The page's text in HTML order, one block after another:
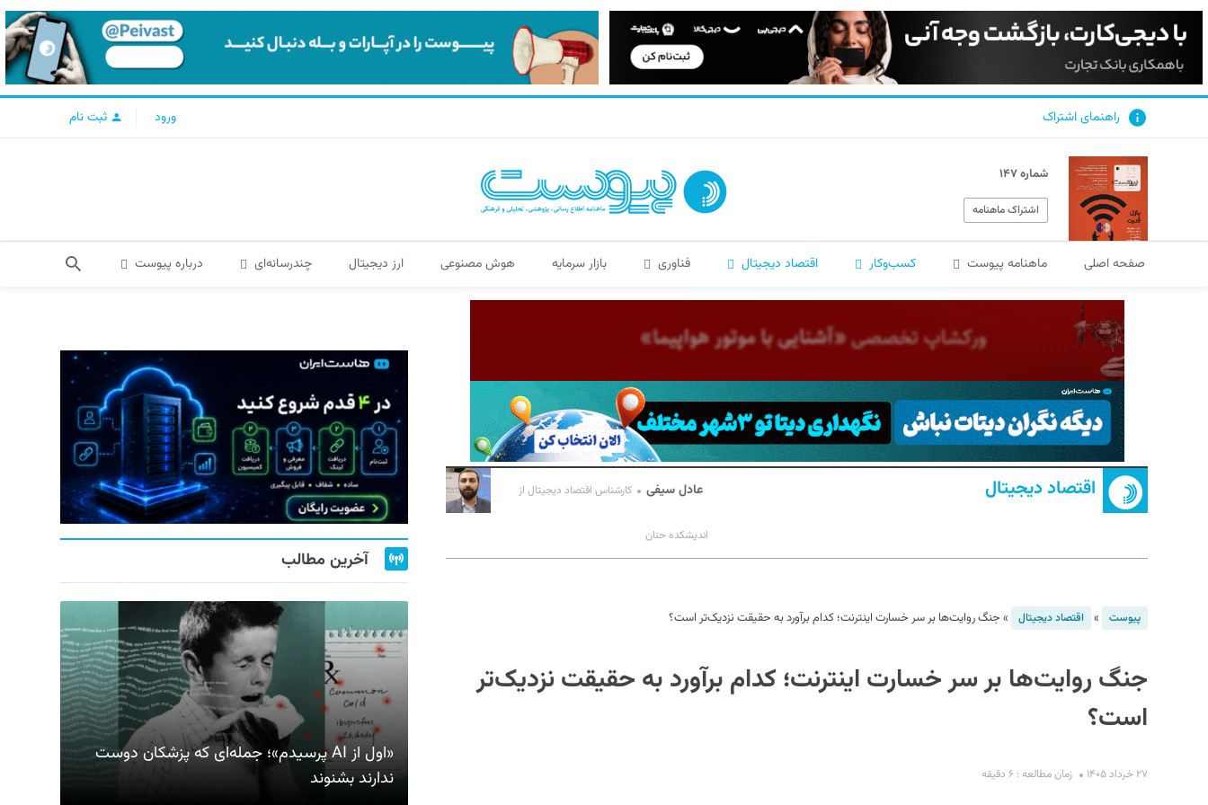
راهنمای اشتراک ورود ثبت نام
شماره ۱۴۷
اشتراک ماهنامه
صفحه اصلی ماهنامه پیوست کسب‌و‌کار اقتصاد دیجیتال فناوری بازار سرمایه هوش مصنوعی ارز دیجیتال چندرسانه‌ای درباره پیوست
اقتصاد دیجیتال عادل سیفی کارشناس اقتصاد دیجیتال از
اندیشکده حنان
پیوست » اقتصاد دیجیتال » جنگ روایت‌ها بر سر خسارت اینترنت؛ کدام برآورد به حقیقت نزدیک‌تر است؟
جنگ روایت‌ها بر سر خسارت اینترنت؛ کدام برآورد به حقیقت نزدیک‌تر
است؟
۲۷ خرداد ۱۴۰۵ زمان مطالعه : ۶ دقیقه
آخرین مطالب
«اول از AI پرسیدم»؛ جمله‌ای که پزشکان دوست
ندارند بشنوند